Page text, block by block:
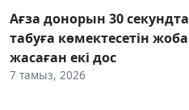
Ағза донорын 30 секундта
табуға көмектесетін жоба
жасаған екі дос
7 тамыз, 2026